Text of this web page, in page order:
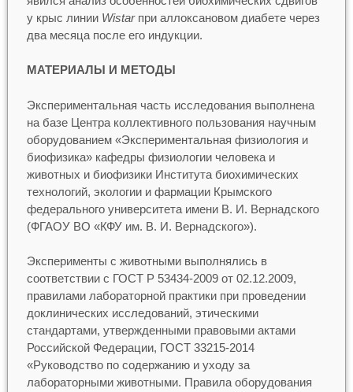
у крыс линии Wistarпри аллоксановом диабете через
два месяца после его индукции.
МАТЕРИАЛЫ И МЕТОДЫ
Экспериментальная часть исследования выполнена
на базе Центра коллективного пользования научным
оборудованием «Экспериментальная физиология и
биофизика» кафедры физиологии человека и
животных и биофизики Института биохимических
технологий, экологии и фармации Крымского
федерального университета имени В. И. Вернадского
(ФГАОУ ВО «КФУ им. В. И. Вернадского»).
Эксперименты с животными выполнялись в
соответствии с ГОСТ Р 53434-2009 от 02.12.2009,
правилами лабораторной практики при проведении
доклинических исследований, этическими
стандартами, утвержденными правовыми актами
Российской Федерации, ГОСТ 33215-2014
«Руководство по содержанию и уходу за
лабораторными животными. Правила оборудования